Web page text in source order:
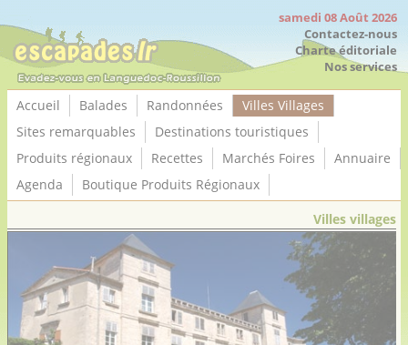
samedi 08 Août 2026
Contactez-nous
Charte éditoriale
Nos services
Accueil Balades Randonnées
Villes Villages
Sites remarquables
Destinations touristiques
Produits régionaux
Recettes Marchés Foires
Annuaire
Agenda
Boutique Produits Régionaux
Villes villages